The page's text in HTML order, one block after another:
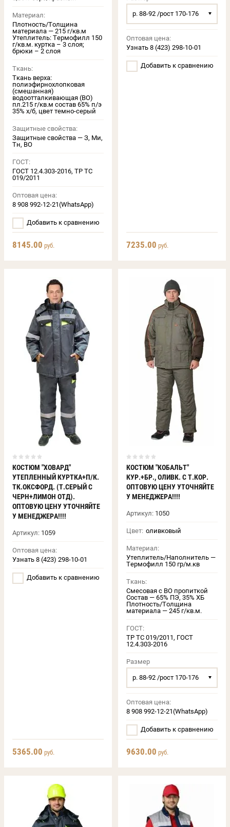
Материал:
Плотность/Толщина
материала — 215 г/кв.м
Утеплитель: Термофилл 150
г/кв.м. куртка – 3 слоя;
брюки – 2 слоя
Ткань:
Ткань верха:
полиэфирнохлопковая
(смешанная)
водоотталкивающая (ВО)
пл.215 г/кв.м состав 65% п/э
35% х/б, цвет темно-серый
Защитные свойства:
Защитные свойства — З, Ми,
Тн, ВО
ГОСТ:
ГОСТ 12.4.303-2016, ТР ТС
019/2011
Оптовая цена:
8 908 992-12-21(WhatsApp)
Добавить к сравнению
8145.00 руб.
р. 88-92 /рост 170-176
Оптовая цена:
Узнать 8 (423) 298-10-01
Добавить к сравнению
7235.00 руб.
КОСТЮМ "ХОВАРД"
УТЕПЛЕННЫЙ КУРТКА+П/К.
ТК.ОКСФОРД. (Т.СЕРЫЙ С
ЧЕРН+ЛИМОН ОТД).
ОПТОВУЮ ЦЕНУ УТОЧНЯЙТЕ
У МЕНЕДЖЕРА!!!!
Артикул: 1059
Оптовая цена:
Узнать 8 (423) 298-10-01
Добавить к сравнению
5365.00 руб.
КОСТЮМ "КОБАЛЬТ"
КУР.+БР., ОЛИВК. С Т.КОР.
ОПТОВУЮ ЦЕНУ УТОЧНЯЙТЕ
У МЕНЕДЖЕРА!!!!
Артикул:1050
Цвет: оливковый
Материал:
Утеплитель/Наполнитель —
Термофилл 150 гр/м.кв
Ткань:
Смесовая с ВО пропиткой
Состав — 65% ПЭ, 35% ХБ
Плотность/Толщина
материала — 245 г/кв.м.
ГОСТ:
ТР ТС 019/2011, ГОСТ
12.4.303-2016
Размер
р. 88-92 /рост 170-176
Оптовая цена:
8 908 992-12-21(WhatsApp)
Добавить к сравнению
9630.00 руб.